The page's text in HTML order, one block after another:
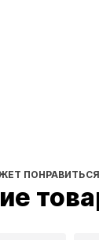
ПОНРАВИТЬСЯ